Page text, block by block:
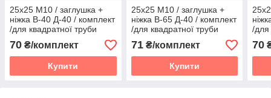
25х25 М10 / заглушка +
ніжка В-40 Д-40 / комплект
/для квадратної труби
70 ₴/комплект
Купити
25х25 М10 / заглушка +
ніжка В-65 Д-40 / комплект
/для квадратної труби
71₴/комплект
Купити
/для
70